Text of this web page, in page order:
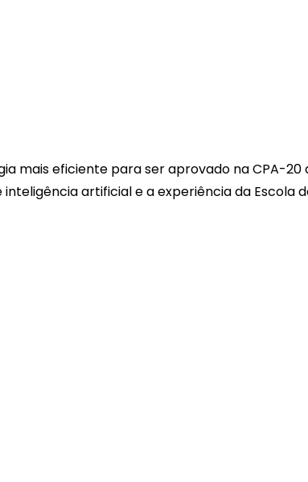
mais eficiente para ser aprovado na CPA-
artificial e a experiência da Escola